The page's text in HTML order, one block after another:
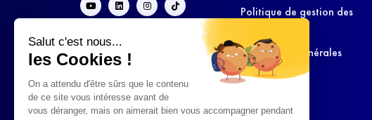
Salut c'est nous...
les Cookies !
On a attendu d'être sûrs que le contenu
de ce site vous intéresse avant de
vous déranger, mais on aimerait bien vous accompagner pendant
Politique de gestion des
Conditions Générales
d’Utilisation